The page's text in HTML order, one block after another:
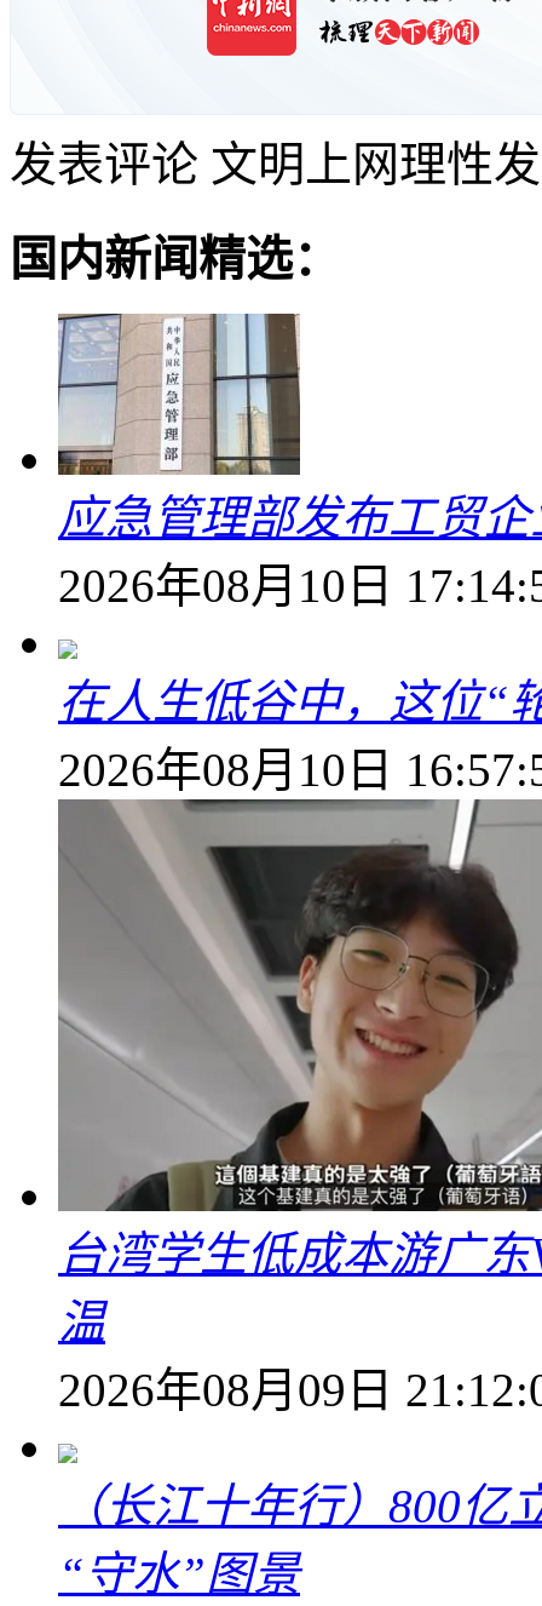
发表评论 文明上网理性
国内新闻精选：
应急管理部发布工贸
2026年08月10日
在人生低谷中，这位“
2026年08月10日
台湾学生低成本游广
温
2026年08月09日
（长江十年行）800
“守水”图景